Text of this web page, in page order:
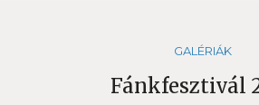
GALÉRIÁK
Fánkfesztivál